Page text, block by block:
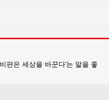
판은 세상을 바꾼다’는 말을 좋